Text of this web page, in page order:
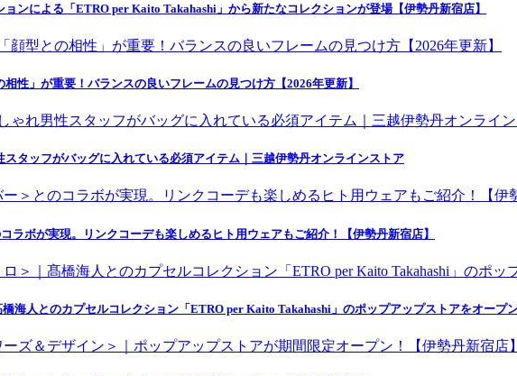
ンによる「ETRO per Kaito Takahashi」から新たなコレクションが登場【伊勢丹新宿店】
性」が重要！バランスの良いフレームの見つけ方【2026年更新】
スタッフがバッグに入れている必須アイテム｜三越伊勢丹オンラインストア
ラボが実現。リンクコーデも楽しめるヒト用ウェアもご紹介！【伊勢丹新宿店】
橋海人とのカプセルコレクション「ETRO per Kaito Takahashi」のポップアップストアをオープ